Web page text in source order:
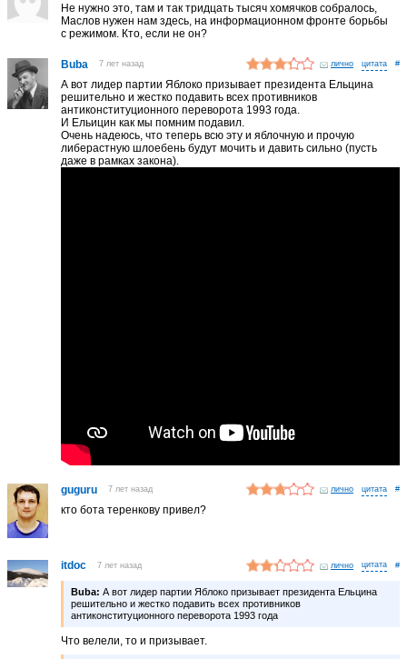
Не нужно это, там и так тридцать тысяч хомячков собралось,
Маслов нужен нам здесь, на информационном фронте борьбы
с режимом. Кто, если не он?
Buba 7 лет назад лично #
А вот лидер партии Яблоко призывает президента Ельцина
решительно и жестко подавить всех противников
антиконституционного переворота 1993 года.
И Ельицин как мы помним подавил.
Очень надеюсь, что теперь всю эту и яблочную и прочую
либерастную шлоебень будут мочить и давить сильно (пусть
даже в рамках закона).
guguru 7 лет назад лично #
кто бота теренкову привел?
itdoc 7 лет назад лично #
Buba: А вот лидер партии Яблоко призывает президента Ельцина
решительно и жестко подавить всех противников
антиконституционного переворота 1993 года
Что велели, то и призывает.